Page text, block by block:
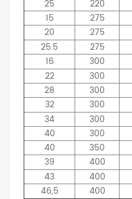
25
220
15
275
20
275
25.5
275
16
300
22
300
28
300
32
300
34
300
40
300
40
350
39
400
43
400
46,5
400